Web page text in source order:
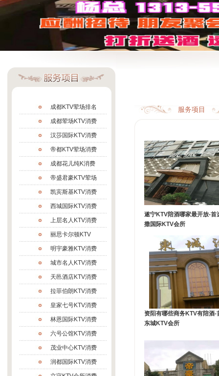
成都KTV荤场排名
成都荤场KTV消费
汉莎国际KTV消费
帝都KTV荤场消费
成都花儿纯K消费
帝盛君豪KTV荤场
凯宾斯基KTV消费
西城国际KTV消费
上层名人KTV消费
丽思卡尔顿KTV
明宇豪雅KTV消费
城市名人KTV消费
天邑酒店KTV消费
拉菲伯朗KTV消费
皇家七号KTV消费
林恩国际KTV消费
六号公馆KTV消费
茂业中心KTV消费
润都国际KTV消费
服务项目
遂宁KTV陪酒哪家最开放-首
撒国际KTV会所
资阳有哪些商务KTV有陪酒-
东城KTV会所